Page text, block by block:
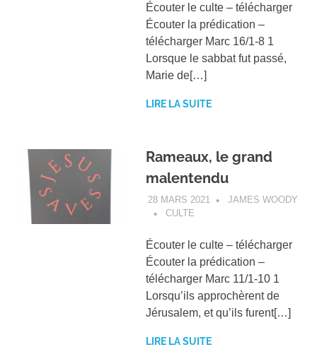
Écouter le culte – télécharger
Écouter la prédication –
télécharger Marc 16/1-8 1
Lorsque le sabbat fut passé,
Marie de[…]
LIRE LA SUITE
Rameaux, le grand
malentendu
28 MARS 2021
JAMES WOODY
CULTE
Écouter le culte – télécharger
Écouter la prédication –
télécharger Marc 11/1-10 1
Lorsqu’ils approchèrent de
Jérusalem, et qu’ils furent[…]
LIRE LA SUITE